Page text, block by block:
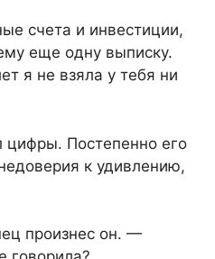
счета и инвестиции,
еще одну выписку.
я не взяла у тебя ни
цифры. Постепенно его
к удивлению,
произнес он. —